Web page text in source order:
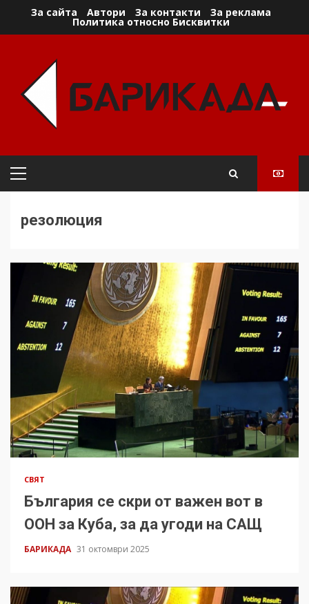
За сайта Автори За контакти За реклама
Политика относно Бисквитки
Primary
резолюция
СВЯТ
България се скри от важен вот в
ООН за Куба, за да угоди на САЩ
БАРИКАДА 31 октомври 2025